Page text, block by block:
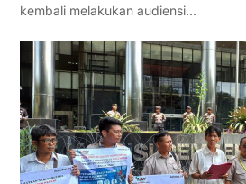
kembali melakukan audiensi…